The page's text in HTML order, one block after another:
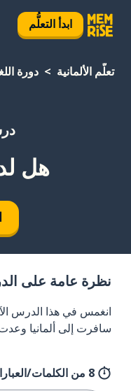
ابدأ التعلُّم
تعلَّم الألمانية دورة
هل
نظرة عامة على
سافرت إلى ألمانيا
8 من الكلمات/العبارات للتعلُّم